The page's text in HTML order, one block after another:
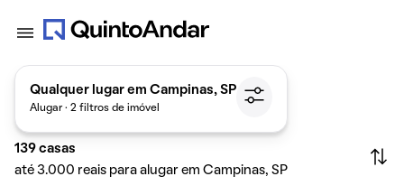
Qualquer lugar em Campinas, SP
Alugar · 2 filtros de imóvel
139 casas
até 3.000 reais para alugar em Campinas, SP